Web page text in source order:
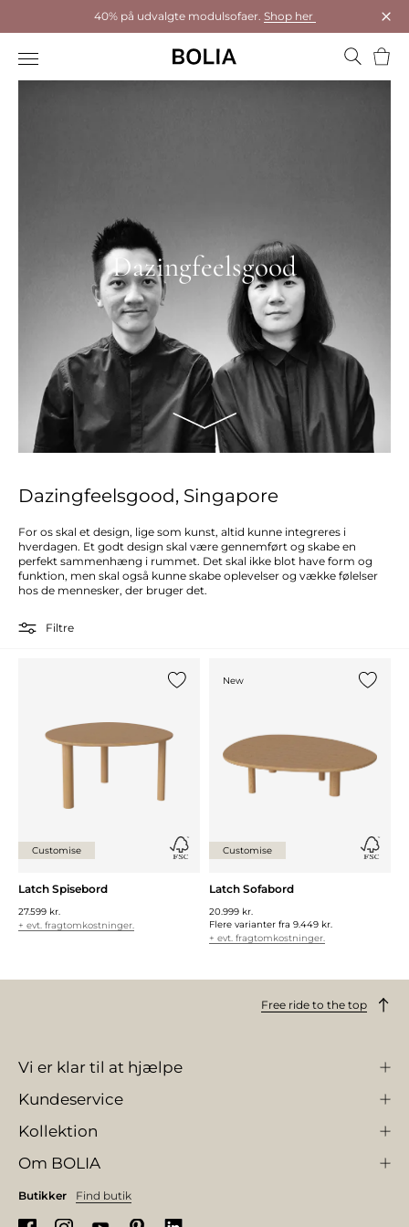
40% på udvalgte modulsofaer. Shop her
Kurv
Dazingfeelsgood
Dazingfeelsgood, Singapore
For os skal et design, lige som kunst, altid kunne integreres i
hverdagen. Et godt design skal være gennemført og skabe en
perfekt sammenhæng i rummet. Det skal ikke blot have form og
funktion, men skal også kunne skabe oplevelser og vække følelser
hos de mennesker, der bruger det.
Filtre
Customise
Latch Spisebord
27.599 kr.
+ evt. fragtomkostninger.
New
Customise
Latch Sofabord
20.999 kr.
Flere varianter fra 9.449 kr.
+ evt. fragtomkostninger.
Free ride to the top
Vi er klar til at hjælpe
Kundeservice
Kollektion
Om BOLIA
Butikker Find butik